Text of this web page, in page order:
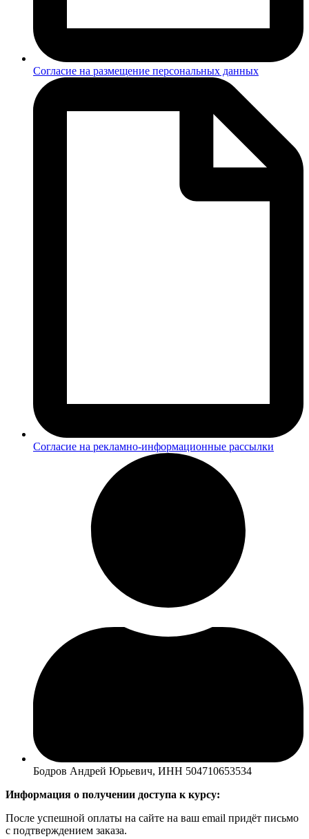
Согласие на размещение персональных данных
Согласие на рекламно-информационные рассылки
Бодров Андрей Юрьевич, ИНН 504710653534
Информация о получении доступа к курсу:
После успешной оплаты на сайте на ваш email придёт письмо
с подтверждением заказа.